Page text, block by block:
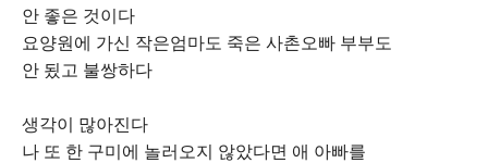
안 좋은 것이다
요양원에 가신 작은엄마도 죽은 사촌오빠 부부도
안 됬고 불쌍하다
생각이 많아진다
나 또 한 구미에 놀러오지 않았다면 애 아빠를